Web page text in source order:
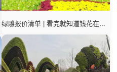
绿雕报价清单 | 看完就知道钱花在哪了